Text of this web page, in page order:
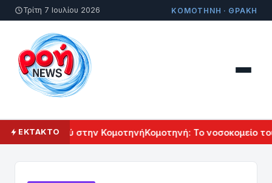
Τρίτη 7 Ιουλίου 2026 ΚΟΜΟΤΗΝΗ · ΘΡΑΚΗ
ΕΚΤΑΚΤΟστην ΚομοτηνήΚομοτηνή: Το νοσοκομείο του